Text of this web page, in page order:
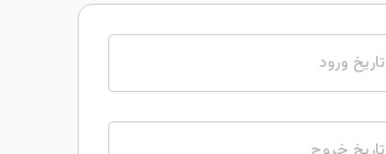
تاریخ ورود